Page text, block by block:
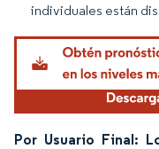
individuales están
Por Usuario Final: